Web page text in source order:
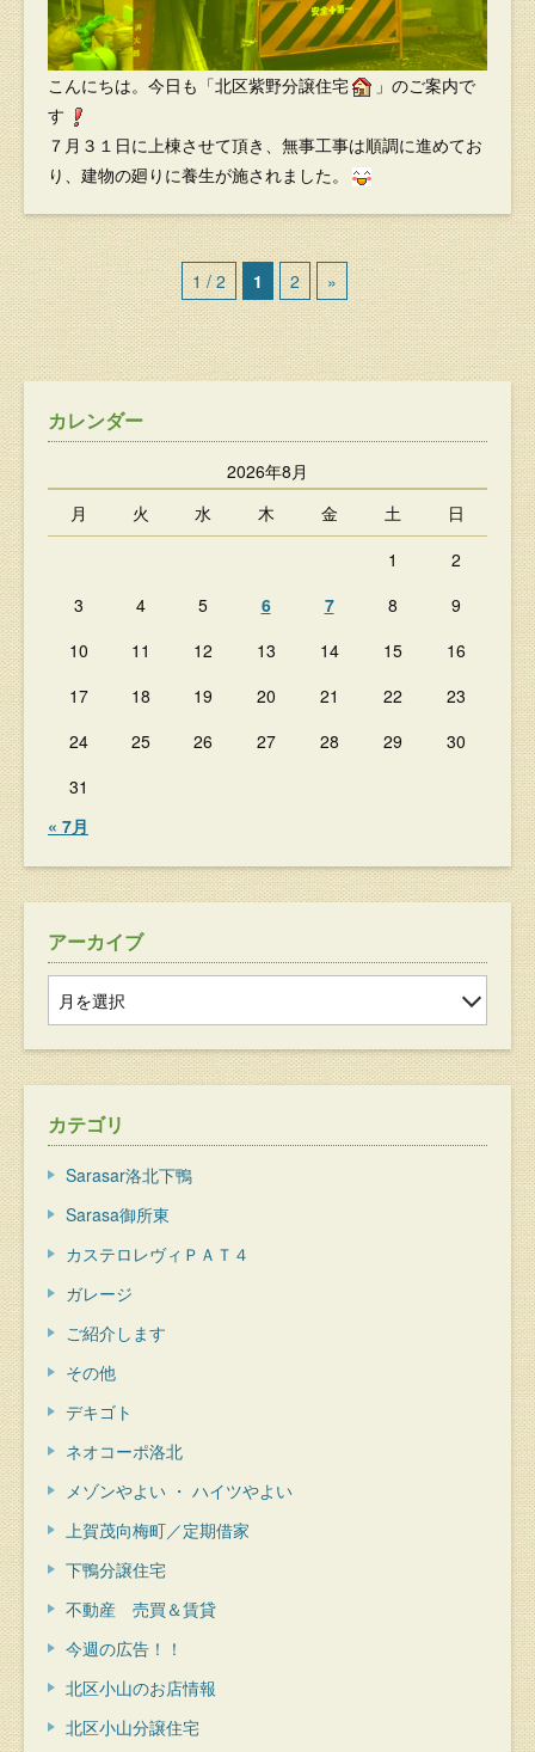
こんにちは。今日も「北区紫野分譲住宅
」のご案内で
す
７月３１日に上棟させて頂き、無事工事は順調に進めてお
り、建物の廻りに養生が施されました。
1 / 2 1 2 »
カレンダー
2026年8月
月
火 水 木 金 土
日
1
2
3
4 5 6 7 8
9
10
11 12 13 14 15
16
17
18 19 20 21 22
23
24
25 26 27 28 29
30
31
« 7月
アーカイブ
カテゴリ
Sarasar洛北下鴨
Sarasa御所東
カステロレヴィＰＡＴ４
ガレージ
ご紹介します
その他
デキゴト
ネオコーポ洛北
メゾンやよい ・ ハイツやよい
上賀茂向梅町／定期借家
下鴨分譲住宅
不動産 売買＆賃貸
今週の広告！！
北区小山のお店情報
北区小山分譲住宅